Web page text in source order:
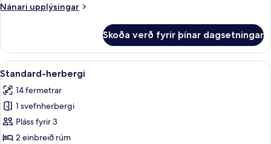
Nánari upplýsingar
Nánari
herbergi
fyrir
tvo
Skoða verð fyrir þínar dagsetningar
Skoða
allar
myndir
fyrir
Standard-
herbergi
Standard-herbergi | Öryggishólf í
7
Standard-herbergi
14 fermetrar
1 svefnherbergi
Pláss fyrir 3
2 einbreið rúm